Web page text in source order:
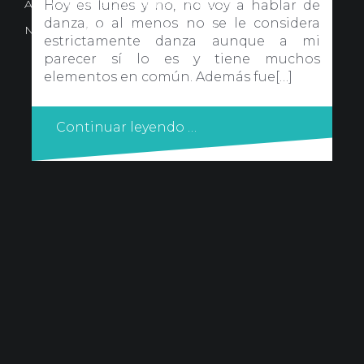
Hoy es lunes y no, no voy a hablar de
danza, o al menos no se le considera
estrictamente danza aunque a mi
parecer sí lo es y tiene muchos
elementos en común. Además fue[…]
Continuar leyendo …
Avd. Comercial 20 Barañain (Navarra)
Nota Legal ·Privacidad ·Política de Cookies